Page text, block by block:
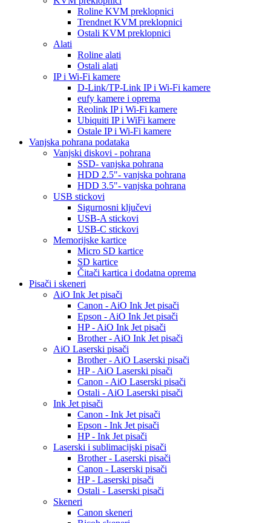
Roline KVM preklopnici
Trendnet KVM preklopnici
Ostali KVM preklopnici
Alati
Roline alati
Ostali alati
IP i Wi-Fi kamere
D-Link/TP-Link IP i Wi-Fi kamere
eufy kamere i oprema
Reolink IP i Wi-Fi kamere
Ubiquiti IP i WiFi kamere
Ostale IP i Wi-Fi kamere
Vanjska pohrana podataka
Vanjski diskovi - pohrana
SSD- vanjska pohrana
HDD 2.5"- vanjska pohrana
HDD 3.5"- vanjska pohrana
USB stickovi
Sigurnosni ključevi
USB-A stickovi
USB-C stickovi
Memorijske kartice
Micro SD kartice
SD kartice
Čitači kartica i dodatna oprema
Pisači i skeneri
AiO Ink Jet pisači
Canon - AiO Ink Jet pisači
Epson - AiO Ink Jet pisači
HP - AiO Ink Jet pisači
Brother - AiO Ink Jet pisači
AiO Laserski pisači
Brother - AiO Laserski pisači
HP - AiO Laserski pisači
Canon - AiO Laserski pisači
Ostali - AiO Laserski pisači
Ink Jet pisači
Canon - Ink Jet pisači
Epson - Ink Jet pisači
HP - Ink Jet pisači
Laserski i sublimacijski pisači
Brother - Laserski pisači
Canon - Laserski pisači
HP - Laserski pisači
Ostali - Laserski pisači
Skeneri
Canon skeneri